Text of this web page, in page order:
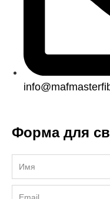
Форма для
Имя
Email